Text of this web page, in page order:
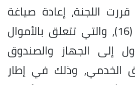
اللجنة، إعادة صياغة
بعض بنود المادة (16)، والتي تتعلق بالأموال
إلى الجهاز والصندوق
الخدمي، وذلك في إطار